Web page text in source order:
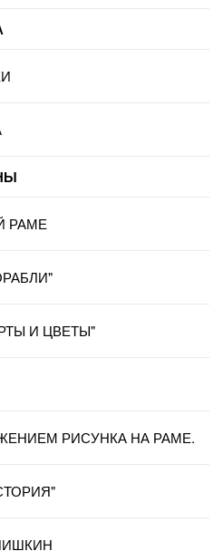
РАМЕ
И ЦВЕТЫ"
РИСУНКА НА РАМЕ.